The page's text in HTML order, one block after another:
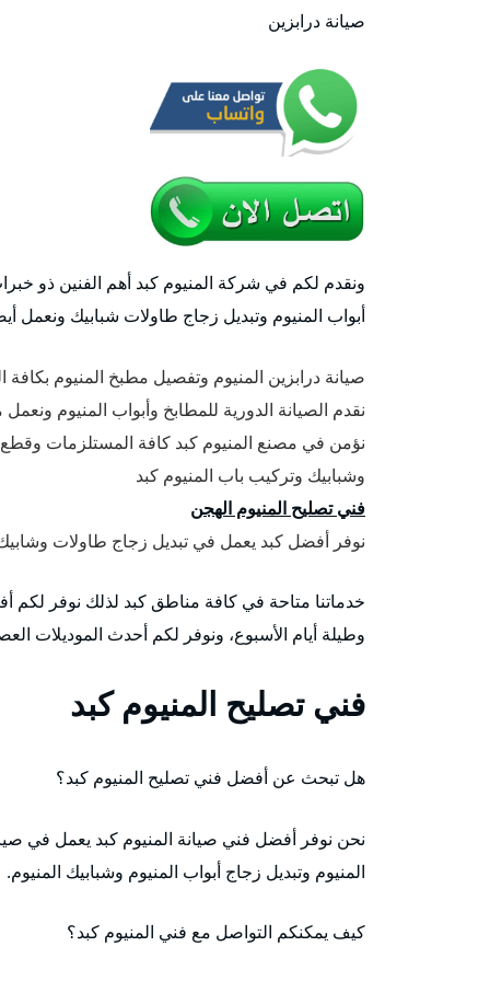
صيانة درابزين
ونقدم لكم في شركة المنيوم كبد أهم الفنين ذو
أبواب المنيوم وتبديل زجاج طاولات شبابيك ونعمل
صيانة درابزين المنيوم وتفصيل مطبخ المنيوم بكافة
نقدم الصيانة الدورية للمطابخ وأبواب المنيوم
نؤمن في مصنع المنيوم كبد كافة المستلزمات وقطع
وشبابيك وتركيب باب المنيوم كبد
فني تصليح المنيوم الهجن
نوفر أفضل كبد يعمل في تبديل زجاج طاولات
وطيلة أيام الأسبوع، ونوفر لكم أحدث الموديلات
فني تصليح المنيوم كبد
هل تبحث عن أفضل فني تصليح المنيوم كبد؟
نحن نوفر أفضل فني صيانة المنيوم كبد يعمل في
المنيوم وتبديل زجاج أبواب المنيوم وشبابيك المنيوم.
كيف يمكنكم التواصل مع فني المنيوم كبد؟